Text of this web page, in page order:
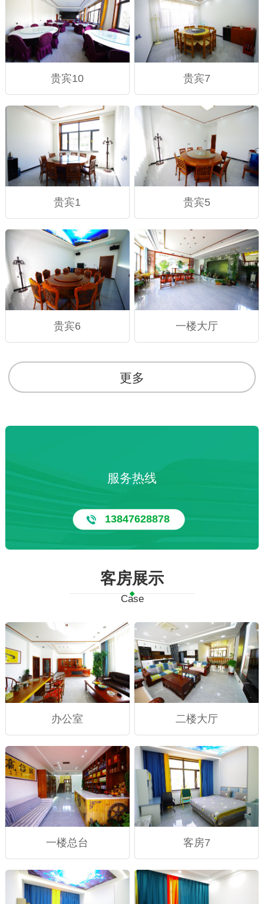
贵宾10 贵宾7
贵宾1 贵宾5
贵宾6 一楼大厅
更多
服务热线
13847628878
客房展示
Case
办公室 二楼大厅
一楼总台 客房7